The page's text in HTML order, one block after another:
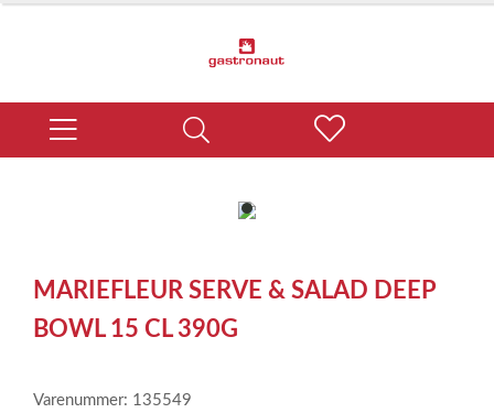
item
of
1
MARIEFLEUR SERVE & SALAD DEEP
BOWL 15 CL 390G
Varenummer: 135549